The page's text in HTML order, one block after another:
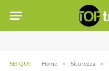
SEI QUI: Home » Sicurezza »